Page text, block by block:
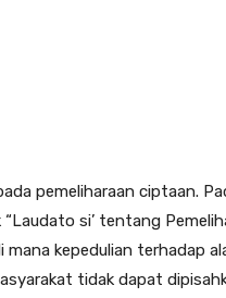
pemeliharaan ciptaan.
si’ tentang
mana kepedulian terhadap
tidak dapat